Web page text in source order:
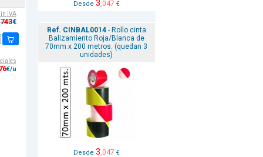
IVA
€
€/u
Desde 3,047 €
Ref. CINBAL0014- Rollo cinta
Balizamiento Roja/Blanca de
70mm x 200 metros. (quedan 3
unidades)
Desde 3,047 €